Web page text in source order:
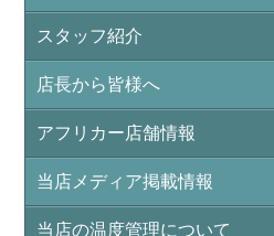
スタッフ紹介
店長から皆様へ
アフリカー店舗情報
当店メディア掲載情報
当店の温度管理について